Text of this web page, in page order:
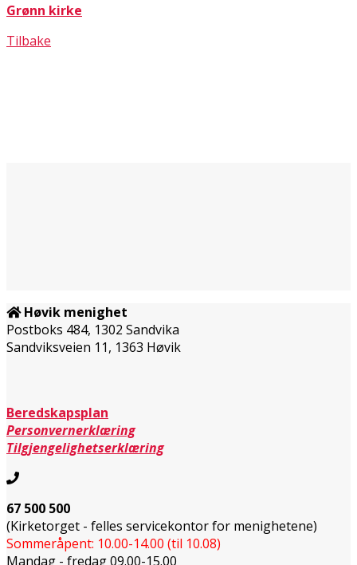
Grønn kirke
Tilbake
Høvik menighet
Postboks 484, 1302 Sandvika
Sandviksveien 11, 1363 Høvik
Beredskapsplan
Personvernerklæring
Tilgjengelighetserklæring
67 500 500
(Kirketorget - felles servicekontor for menighetene)
Sommeråpent: 10.00-14.00 (til 10.08)
Mandag - fredag 09.00-15.00